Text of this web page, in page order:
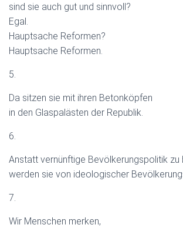
sind sie auch gut und sinnvoll?
Egal.
Hauptsache Reformen?
Hauptsache Reformen.
5.
Da sitzen sie mit ihren Betonköpfen
in den Glaspalästen der Republik.
6.
Anstatt vernünftige Bevölkerungspolitik zu
werden sie von ideologischer
7.
Wir Menschen merken,